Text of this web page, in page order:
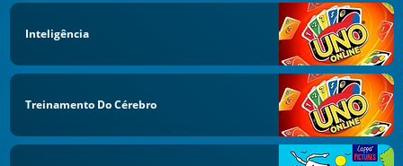
Inteligência
Treinamento Do Cérebro